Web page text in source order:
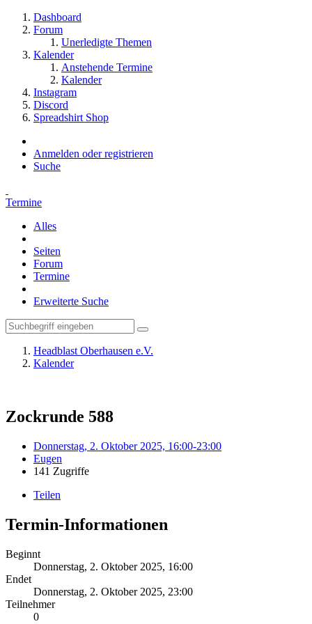
Dashboard
Forum
Unerledigte Themen
Kalender
Anstehende Termine
Kalender
Instagram
Discord
Spreadshirt Shop
Anmelden oder registrieren
Suche
Termine
Alles
Seiten
Forum
Termine
Erweiterte Suche
Headblast Oberhausen e.V.
Kalender
Zockrunde 588
Donnerstag, 2. Oktober 2025, 16:00-23:00
Eugen
141 Zugriffe
Teilen
Termin-Informationen
Beginnt
Donnerstag, 2. Oktober 2025, 16:00
Endet
Donnerstag, 2. Oktober 2025, 23:00
Teilnehmer
0